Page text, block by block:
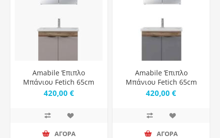
Amabile Έπιπλο
Μπάνιου Fetich 65cm
Violin & Latte Matt
420,00 €
ΑΓΟΡΑ
Amabile Έπιπλο
Μπάνιου Fetich 65cm
Violin Grey Matt
420,00 €
ΑΓΟΡΑ